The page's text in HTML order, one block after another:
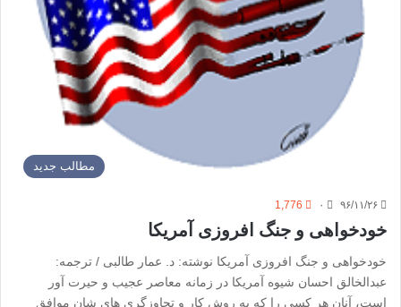
مطالب جدید
۹۶/۱۱/۲۶ ۰ 1,776
خودخواهی و جنگ افروزی آمریکا
خودخواهی و جنگ افروزی آمریکا نوشته:‌ د. عمار طالبی / ترجمه:
عبدالخالق احسان شیوه آمریکا در زمانه معاصر عجیب و حیرت آور
است، آنان هر کسی را که به روش کار و تجاوزگری های شان موافق